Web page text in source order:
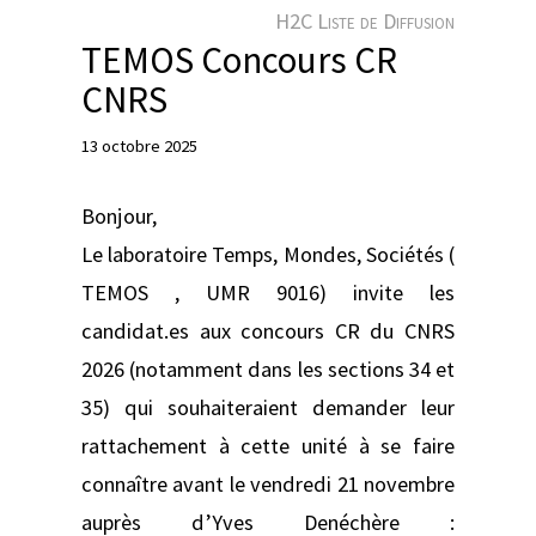
r
H2C Liste de Diffusion
TEMOS Concours CR
CNRS
13 octobre 2025
Bonjour,
Le laboratoire Temps, Mondes, Sociétés (
TEMOS , UMR 9016) invite les
candidat.es aux concours CR du CNRS
2026 (notamment dans les sections 34 et
35) qui souhaiteraient demander leur
rattachement à cette unité à se faire
connaître avant le vendredi 21 novembre
auprès d’Yves Denéchère :